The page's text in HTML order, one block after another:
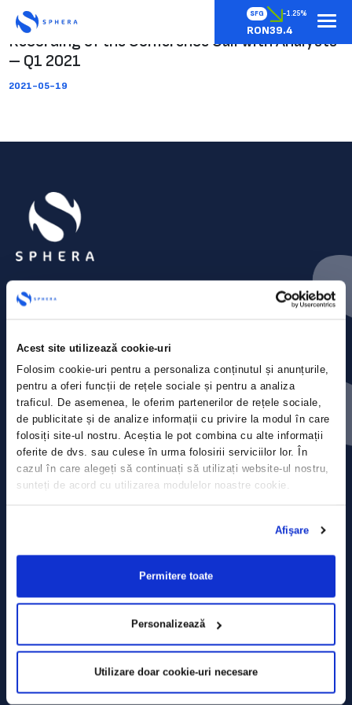
Acest site utilizează cookie-uri
Folosim cookie-uri pentru a personaliza conținutul și anunțurile,
pentru a oferi funcții de rețele sociale și pentru a analiza
traficul. De asemenea, le oferim partenerilor de rețele sociale,
de publicitate și de analize informații cu privire la modul în care
folosiți site-ul nostru. Aceștia le pot combina cu alte informații
oferite de dvs. sau culese în urma folosirii serviciilor lor. În
cazul în care alegeți să continuați să utilizați website-ul nostru,
sunteți de acord cu utilizarea modulelor noastre cookie.
Afişare
Permitere toate
Personalizează
Utilizare doar cookie-uri necesare
SFG -1.25%
RON39.4
Recording of the Conference Call with Analysts
– Q1 2021
2021-05-19
Press releases
Privacy Policy